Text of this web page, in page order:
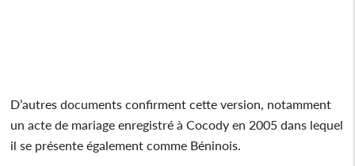
D’autres documents confirment cette version, notamment
un acte de mariage enregistré à Cocody en 2005 dans lequel
il se présente également comme Béninois.